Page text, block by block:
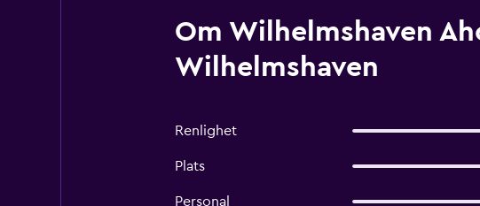
Om Wilhelmshaven
Wilhelmshaven
Renlighet
Plats
Personal